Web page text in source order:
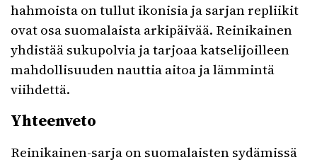
hahmoista on tullut ikonisia ja sarjan repliikit
ovat osa suomalaista arkipäivää. Reinikainen
yhdistää sukupolvia ja tarjoaa katselijoilleen
mahdollisuuden nauttia aitoa ja lämmintä
viihdettä.
Yhteenveto
Reinikainen-sarja on suomalaisten sydämissä